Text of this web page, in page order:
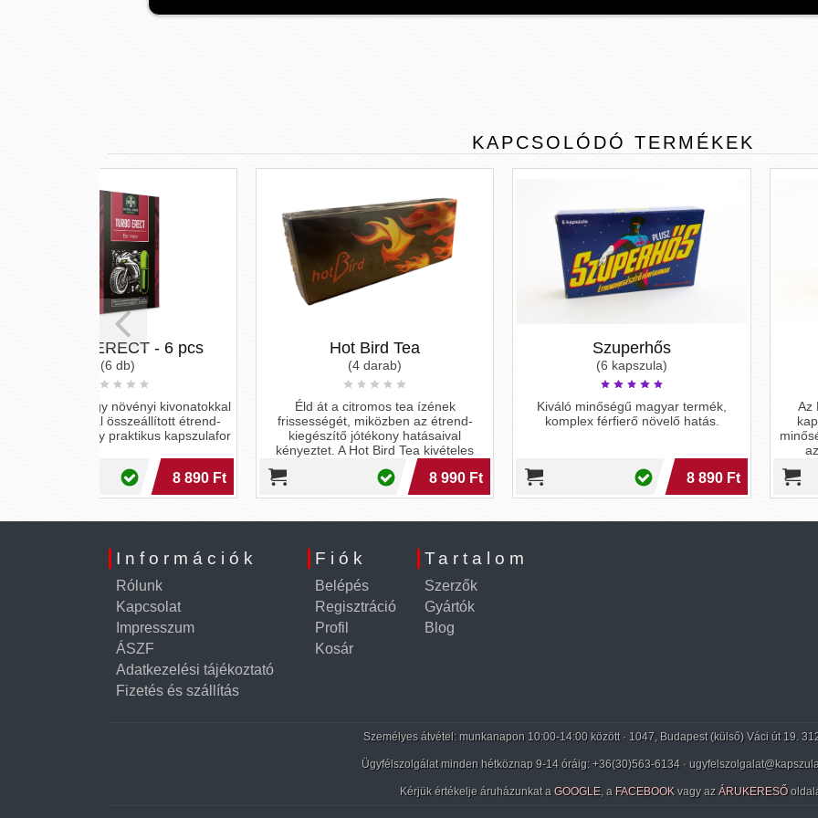
KAPCSOLÓDÓ TERMÉKEK
Hot Bird Tea
Éld át a citromos tea ízének
frissességét, miközben az étrend-
kiegészítő jótékony hatásaival
kényeztet. A Hot Bird Tea kivételes
8 990 Ft
Kiváló minőségű magyar termék,
komplex férfierő növelő hatás.
8 890 Ft
Az Red Rooster
kapszulák használatával,
minőségibb szexben lehet
azt korábban gondolta
5
Információk
Rólunk
Kapcsolat
Impresszum
ÁSZF
Adatkezelési tájékoztató
Fizetés és szállítás
Fiók
Belépés
Regisztráció
Profil
Kosár
Tartalom
Szerzők
Gyártók
Blog
Személyes átvétel: munkanapon 10:00-14:00 között · 1047, Budapest (külső) Váci út 19.
Ügyfélszolgálat minden hétköznap 9-14 óráig: +36(30)563-6134 ·
Kérjük értékelje áruházunkat a GOOGLE, a FACEBOOK vagy az ÁRUKERESŐ